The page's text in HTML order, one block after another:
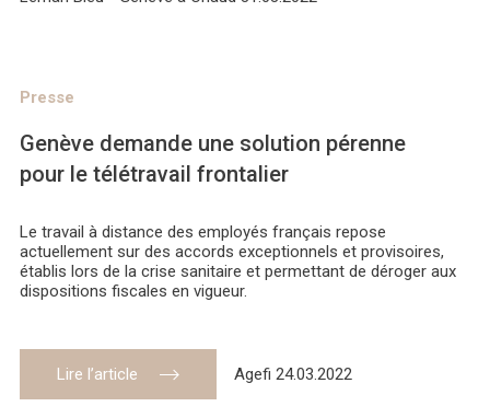
Presse
Genève demande une solution pérenne
pour le télétravail frontalier
Le travail à distance des employés français repose
actuellement sur des accords exceptionnels et provisoires,
établis lors de la crise sanitaire et permettant de déroger aux
dispositions fiscales en vigueur.
Lire l’article Agefi 24.03.2022